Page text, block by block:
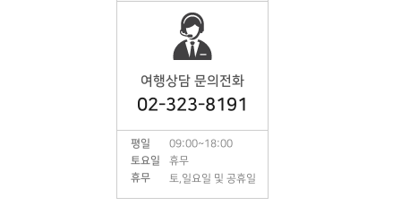
여행상담 문의전화
02-323-8191
평일
09:00~18:00
토요일
휴무
휴무
토,일요일 및 공휴일